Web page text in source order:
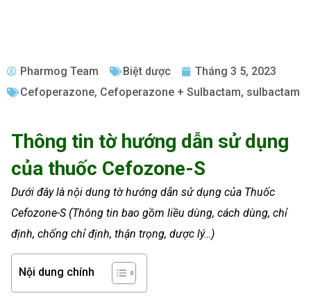
Pharmog Team Biệt dược
Tháng 3 5, 2023
Cefoperazone, Cefoperazone + Sulbactam, sulbactam
Thông tin tờ hướng dẫn sử dụng
của thuốc Cefozone-S
Dưới đây là nội dung tờ hướng dẫn sử dụng của Thuốc
Cefozone-S (Thông tin bao gồm liều dùng, cách dùng, chỉ
định, chống chỉ định, thận trọng, dược lý…)
Nội dung chính